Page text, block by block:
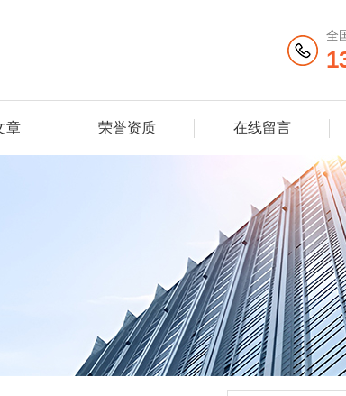
全
章 荣誉资质 在线留言